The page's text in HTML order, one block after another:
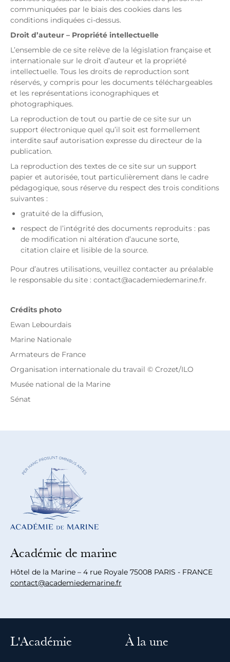
communiquées par le biais des cookies dans les
conditions indiquées ci-dessus.
Droit d’auteur – Propriété intellectuelle
L’ensemble de ce site relève de la législation française et
internationale sur le droit d’auteur et la propriété
intellectuelle. Tous les droits de reproduction sont
réservés, y compris pour les documents téléchargeables
et les représentations iconographiques et
photographiques.
La reproduction de tout ou partie de ce site sur un
support électronique quel qu’il soit est formellement
interdite sauf autorisation expresse du directeur de la
publication.
La reproduction des textes de ce site sur un support
papier et autorisée, tout particulièrement dans le cadre
pédagogique, sous réserve du respect des trois conditions
suivantes :
gratuité de la diffusion,
respect de l’intégrité des documents reproduits : pas
de modification ni altération d’aucune sorte,
citation claire et lisible de la source.
Pour d’autres utilisations, veuillez contacter au préalable
le responsable du site : contact@academiedemarine.fr.
Crédits photo
Ewan Lebourdais
Marine Nationale
Armateurs de France
Organisation internationale du travail © Crozet/ILO
Musée national de la Marine
Sénat
Académie de marine
Hôtel de la Marine – 4 rue Royale 75008 PARIS - FRANCE
contact@academiedemarine.fr
L'Académie À la une